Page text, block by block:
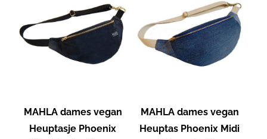
MAHLA dames vegan
Heuptasje Phoenix
MAHLA dames vegan
Heuptas Phoenix Midi